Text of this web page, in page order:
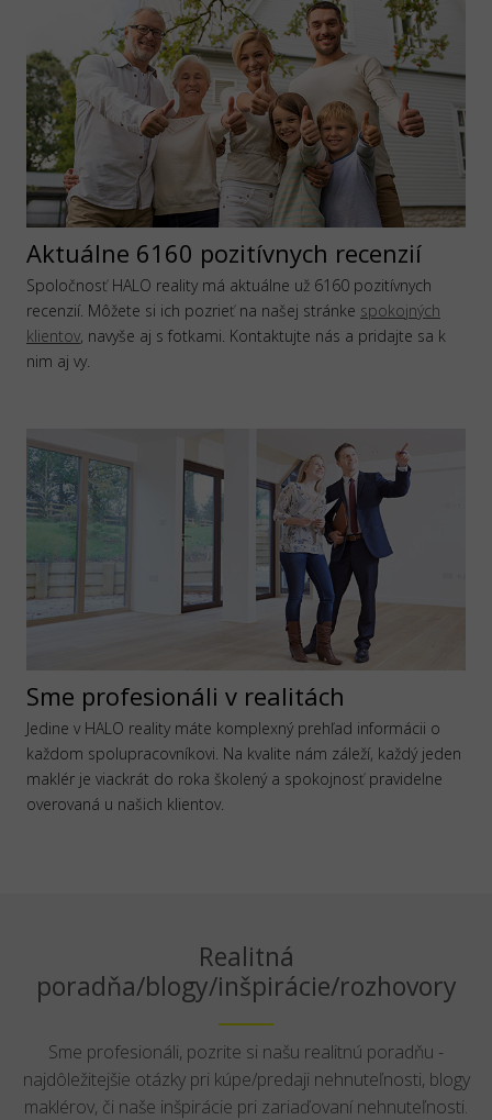
Aktuálne 6160 pozitívnych recenzií
Spoločnosť HALO reality má aktuálne už 6160 pozitívnych
recenzií. Môžete si ich pozrieť na našej stránke spokojných
klientov, navyše aj s fotkami. Kontaktujte nás a pridajte sa k
nim aj vy.
Sme profesionáli v realitách
Jedine v HALO reality máte komplexný prehľad informácii o
každom spolupracovníkovi. Na kvalite nám záleží, každý jeden
maklér je viackrát do roka školený a spokojnosť pravidelne
overovaná u našich klientov.
Realitná
poradňa/blogy/inšpirácie/rozhovory
Sme profesionáli, pozrite si našu realitnú poradňu -
najdôležitejšie otázky pri kúpe/predaji nehnuteľnosti, blogy
maklérov, či naše inšpirácie pri zariaďovaní nehnuteľnosti.